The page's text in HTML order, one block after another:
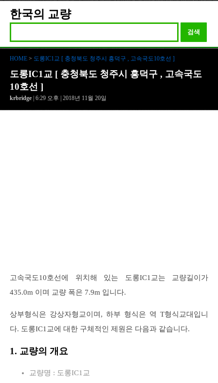
한국의 교량
검색
HOME > 도롱IC1교 [ 충청북도 청주시 흥덕구 , 고속국도10호선 ]
도롱IC1교 [ 충청북도 청주시 흥덕구 , 고속국도
10호선 ]
krbridge | 6:29 오후 | 2018년 11월 20일
고속국도10호선에 위치해 있는 도롱IC1교는 교량길이가
435.0m 이며 교량 폭은 7.9m 입니다.
상부형식은 강상자형교이며, 하부 형식은 역 T형식교대입니
다. 도롱IC1교에 대한 구체적인 제원은 다음과 같습니다.
1. 교량의 개요
교량명 : 도롱IC1교